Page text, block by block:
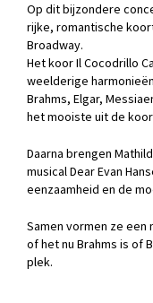
Op dit bijzondere
rijke, romantische
Broadway.
Het koor Il Cocodrillo
weelderige
Brahms, Elgar,
het mooiste uit de
Daarna brengen
musical Dear Evan
eenzaamheid en de
Samen vormen ze
of het nu Brahms is of
plek.